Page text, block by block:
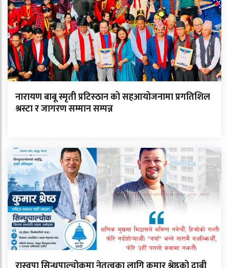
नारायण बाबू स्मृती प्रटिस्ठान को सहआयोजनामा प्रगतिशिल
श्रस्टा र जागरण सम्मान सम्पन्न